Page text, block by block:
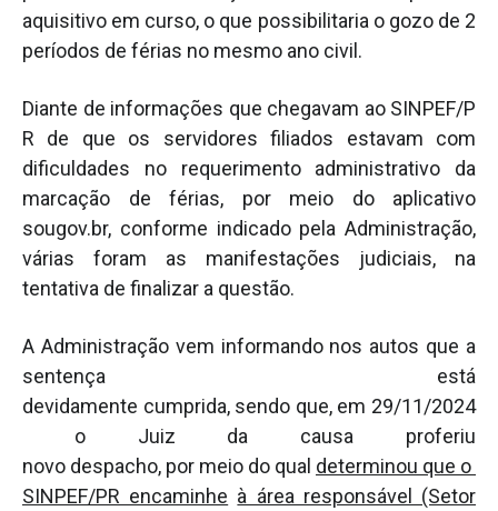
aquisitivo em curso, o que possibilitaria o gozo de 2
períodos de férias no mesmo ano civil.
Diante de informações que chegavam ao SINPEF/P
R de que os servidores filiados estavam com
dificuldades no requerimento administrativo da
marcação de férias, por meio do aplicativo
sougov.br, conforme indicado pela Administração,
várias foram as manifestações judiciais, na
tentativa de finalizar a questão.
A Administração vem informando nos autos que a
sentença está
devidamente cumprida, sendo que, em 29/11/2024
o Juiz da causa proferiu
novo despacho, por meio do qual determinou que o
SINPEF/PR encaminhe à área responsável (Setor